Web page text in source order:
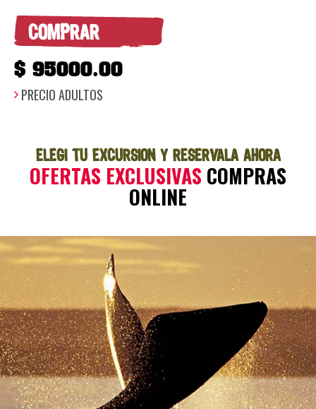
COMPRAR
$ 95000.00
PRECIO ADULTOS
ELEGI TU EXCURSION Y RESERVALA AHORA
OFERTAS EXCLUSIVAS COMPRAS
ONLINE